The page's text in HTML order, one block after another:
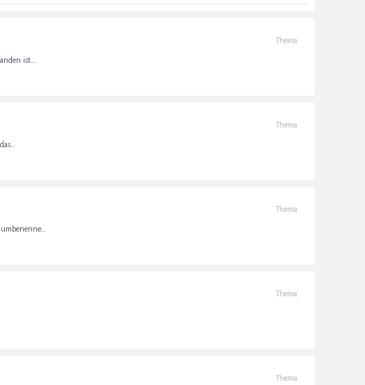
Thema
ist....
Thema
Thema
Thema
Thema